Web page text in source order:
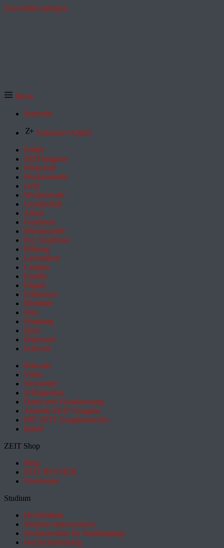
Zum Inhalt springen
Menü
Startseite
Exklusive Artikel
Politik
ZEITmagazin
Wirtschaft
Wochenmarkt
Geld
Wochenende
Gesellschaft
Arbeit
Feuilleton
Wissenschaft
Pol. Feuilleton
Bildung
Gesundheit
Campus
Familie
Digital
Entdecken
Mobilität
Sinn
Hamburg
Sport
Österreich
Schweiz
Podcasts
Video
Newsletter
Schlagzeilen
Daten und Visualisierung
Aktuelle ZEIT-Ausgabe
DIE ZEIT Ausgabenarchiv
Spiele
ZEIT Shop
Shop
ZEIT BÜCHER
Geschenke
Studium
HeyStudium
Studium-Interessentest
Suchmaschine für Studiengänge
Hochschulranking